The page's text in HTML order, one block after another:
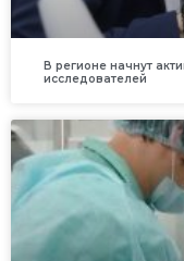
В регионе начнут
исследователей